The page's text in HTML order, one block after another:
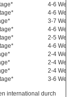
4-6
4-6
3-7
4-6
2-5
4-6
2-4
2-4
2-4
3-6
international durch